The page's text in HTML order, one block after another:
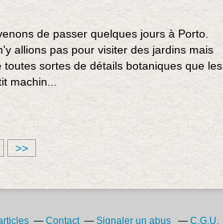
de passer quelques jours à Porto.
allions pas pour visiter des jardins mais
sortes de détails botaniques que les
machin...
>>
Contact Signaler un abus C.G.U.